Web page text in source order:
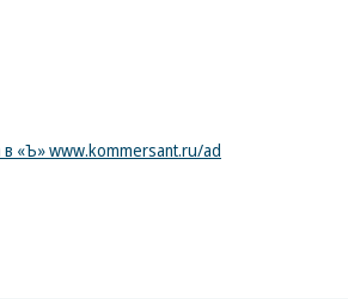
в «Ъ» www.kommersant.ru/ad